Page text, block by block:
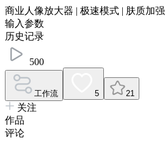
商业人像放大器 | 极速模式 | 肤质加强
输入参数
历史记录
500
工作流 5 21
关注
作品
评论